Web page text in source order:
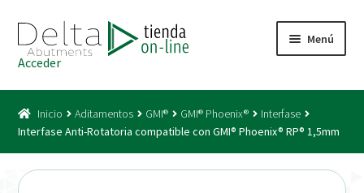
a
la
navegación
al
contenido
Menú
Acceso
Acceder
Inicio Aditamentos GMI® GMI® Phoenix®
Interfase
Interfase Anti-Rotatoria compatible con GMI® Phoenix® RP® 1,5mm